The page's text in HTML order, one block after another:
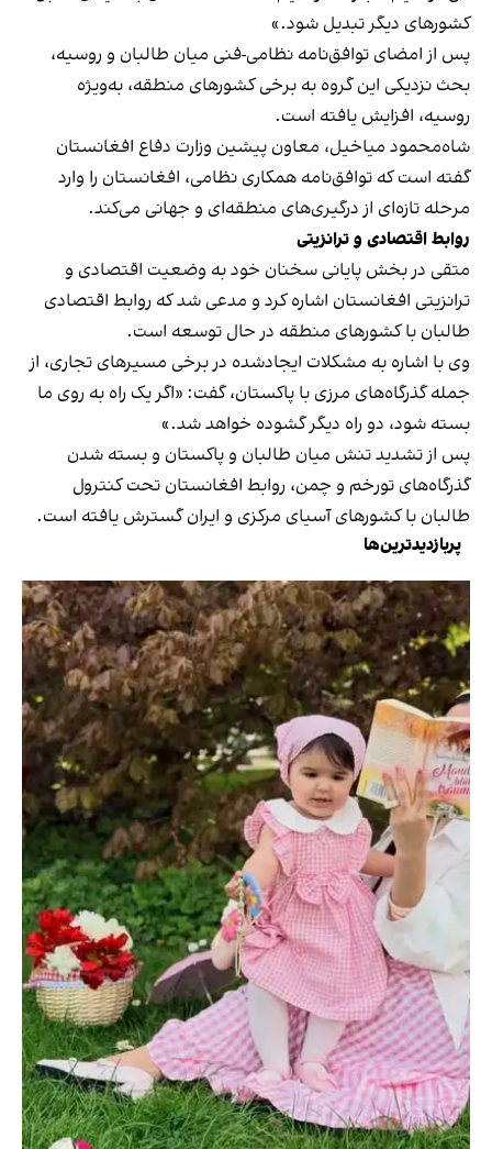
کشورهای دیگر تبدیل شود.»
پس از امضای توافق‌نامه نظامی-فنی میان طالبان و روسیه،
بحث نزدیکی این گروه به برخی کشورهای منطقه، به‌ویژه
روسیه، افزایش یافته است.
شاه‌محمود میاخیل، معاون پیشین وزارت دفاع افغانستان
گفته است که توافق‌نامه همکاری نظامی، افغانستان را وارد
مرحله تازه‌ای از درگیری‌های منطقه‌ای و جهانی می‌کند.
روابط اقتصادی و ترانزیتی
متقی در بخش پایانی سخنان خود به وضعیت اقتصادی و
ترانزیتی افغانستان اشاره کرد و مدعی شد که روابط اقتصادی
طالبان با کشورهای منطقه در حال توسعه است.
وی با اشاره به مشکلات ایجادشده در برخی مسیرهای تجاری، از
جمله گذرگاه‌های مرزی با پاکستان، گفت: «اگر یک راه به روی ما
بسته شود، دو راه دیگر گشوده خواهد شد.»
پس از تشدید تنش میان طالبان و پاکستان و بسته شدن
گذرگاه‌های تورخم و چمن، روابط افغانستان تحت کنترول
طالبان با کشورهای آسیای مرکزی و ایران گسترش یافته است.
پربازدیدترین‌ها